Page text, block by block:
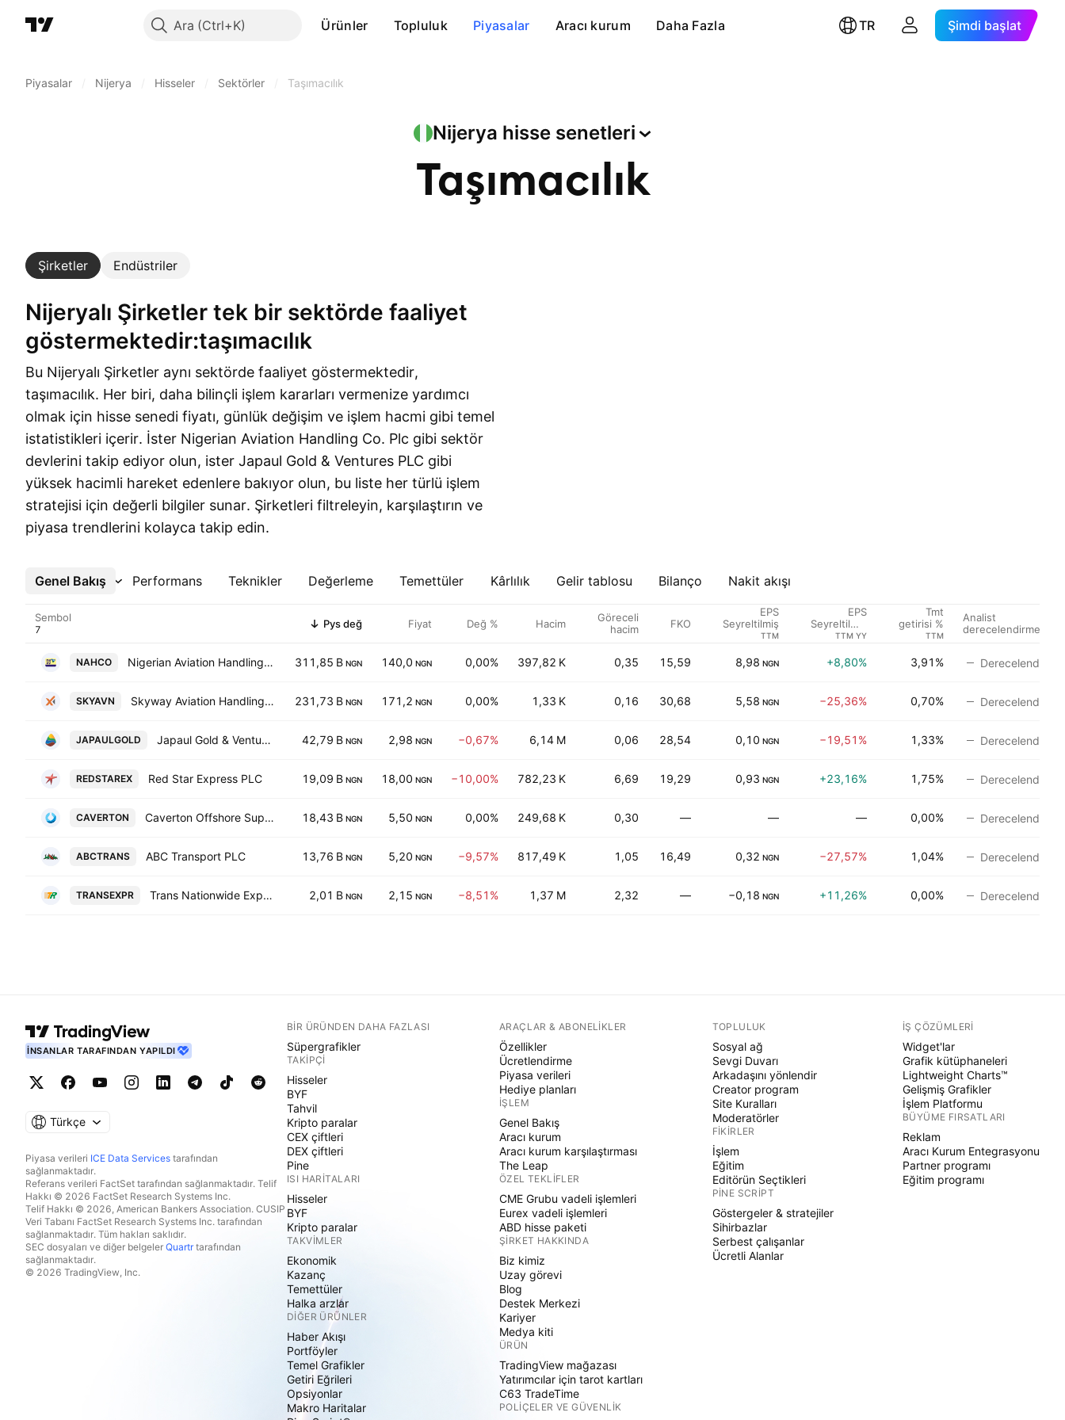
Ara Ürünler Topluluk Piyasalar Aracı kurum Daha Fazla TR Şimdi başlat
Piyasalar Nijerya Hisseler Sektörler Taşımacılık
Nijerya hisse senetleri
Taşımacılık
Şirketler Endüstriler
Nijeryalı Şirketler tek bir sektörde faaliyet
göstermektedir:taşımacılık
Bu Nijeryalı Şirketler aynı sektörde faaliyet göstermektedir,
taşımacılık. Her biri, daha bilinçli işlem kararları vermenize yardımcı
olmak için hisse senedi fiyatı, günlük değişim ve işlem hacmi gibi temel
istatistikleri içerir. İster Nigerian Aviation Handling Co. Plc gibi sektör
devlerini takip ediyor olun, ister Japaul Gold & Ventures PLC gibi
yüksek hacimli hareket edenlere bakıyor olun, bu liste her türlü işlem
stratejisi için değerli bilgiler sunar. Şirketleri filtreleyin, karşılaştırın ve
piyasa trendlerini kolayca takip edin.
Genel Bakış Performans Teknikler Değerleme Temettüler Kârlılık Gelir tablosu Bilanço Nakit akışı
Daha Fazla
Sembol Pys değ Fiyat Değ % Hacim
Göreceli
hacim
FKO
EPS
Seyreltilmiş
TTM
EPS
Seyreltilmiş
Büyüme
TTM YY
Tmt
getirisi %
TTM
Analist
derecelendirmesi
NAHCO Nigerian Aviation Handling Co. Plc 311,85 B NGN 140,0 NGN 0,00% 397,82 K 0,35 15,59 8,98 NGN +8,80% 3,91%
SKYAVN Skyway Aviation Handling Co. Plc 231,73 B NGN 171,2 NGN 0,00% 1,33 K 0,16 30,68 5,58 NGN −25,36% 0,70%
JAPAULGOLD Japaul Gold & Ventures PLC 42,79 B NGN 2,98 NGN −0,67% 6,14 M 0,06 28,54 0,10 NGN −19,51% 1,33%
REDSTAREX Red Star Express PLC 19,09 B NGN 18,00 NGN −10,00% 782,23 K 6,69 19,29 0,93 NGN +23,16% 1,75%
CAVERTON Caverton Offshore Support Group Plc 18,43 B NGN 5,50 NGN 0,00% 249,68 K 0,30 — — — 0,00%
ABCTRANS ABC Transport PLC 13,76 B NGN 5,20 NGN −9,57% 817,49 K 1,05 16,49 0,32 NGN −27,57% 1,04%
TRANSEXPR Trans Nationwide Express Plc 2,01 B NGN 2,15 NGN −8,51% 1,37 M 2,32 — −0,18 NGN +11,26% 0,00%
İNSANLAR TARAFINDAN YAPILDI
Türkçe
Piyasa verileri ICE Data Services tarafından
sağlanmaktadır.
Referans verileri FactSet tarafından sağlanmaktadır. Telif
Hakkı © 2026 FactSet Research Systems Inc.
Telif Hakkı © 2026, American Bankers Association. CUSIP
Veri Tabanı FactSet Research Systems Inc. tarafından
sağlanmaktadır. Tüm hakları saklıdır.
SEC dosyaları ve diğer belgeler Quartrtarafından
sağlanmaktadır.
© 2026 TradingView, Inc.
BIR ÜRÜNDEN DAHA FAZLASI
Süpergrafikler
TAKIPÇI
Hisseler
BYF
Tahvil
Kripto paralar
CEX çiftleri
DEX çiftleri
Pine
ISI HARITALARI
Hisseler
BYF
Kripto paralar
TAKVIMLER
Ekonomik
Kazanç
Temettüler
Halka arzlar
DIĞER ÜRÜNLER
Haber Akışı
Portföyler
Temel Grafikler
Getiri Eğrileri
Opsiyonlar
Makro Haritalar
ARAÇLAR & ABONELIKLER
Özellikler
Ücretlendirme
Piyasa verileri
Hediye planları
İŞLEM
Genel Bakış
Aracı kurum
Aracı kurum karşılaştırması
The Leap
ÖZEL TEKLIFLER
CME Grubu vadeli işlemleri
Eurex vadeli işlemleri
ABD hisse paketi
ŞIRKET HAKKINDA
Biz kimiz
Uzay görevi
Blog
Destek Merkezi
Kariyer
Medya kiti
ÜRÜN
TradingView mağazası
Yatırımcılar için tarot kartları
C63 TradeTime
POLIÇELER VE GÜVENLIK
TOPLULUK
Sosyal ağ
Sevgi Duvarı
Arkadaşını yönlendir
Creator program
Site Kuralları
Moderatörler
FIKIRLER
İşlem
Eğitim
Editörün Seçtikleri
PINE SCRIPT
Göstergeler & stratejiler
Sihirbazlar
Serbest çalışanlar
Ücretli Alanlar
İŞ ÇÖZÜMLERI
Widget'lar
Grafik kütüphaneleri
Lightweight Charts™
Gelişmiş Grafikler
İşlem Platformu
BÜYÜME FIRSATLARI
Reklam
Aracı Kurum Entegrasyonu
Partner programı
Eğitim programı